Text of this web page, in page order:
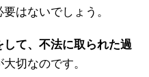
はないでしょう。
て、不法に取られた過
切なのです。